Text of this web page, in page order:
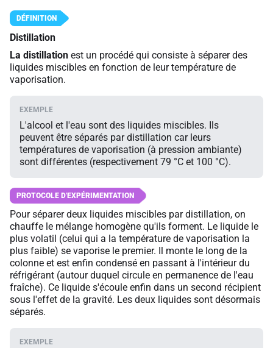
Distillation
La distillation est un procédé qui consiste à séparer des
liquides miscibles en fonction de leur température de
vaporisation.
L'alcool et l'eau sont des liquides miscibles. Ils
peuvent être séparés par distillation car leurs
températures de vaporisation (à pression ambiante)
sont différentes (respectivement 79 °C et 100 °C).
Pour séparer deux liquides miscibles par distillation, on
chauffe le mélange homogène qu'ils forment. Le liquide le
plus volatil (celui qui a la température de vaporisation la
plus faible) se vaporise le premier. Il monte le long de la
colonne et est enfin condensé en passant à l'intérieur du
réfrigérant (autour duquel circule en permanence de l'eau
fraîche). Ce liquide s'écoule enfin dans un second récipient
sous l'effet de la gravité. Les deux liquides sont désormais
séparés.